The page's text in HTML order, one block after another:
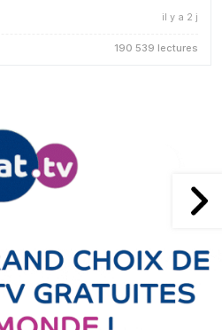
il y a 2 j
190 539 lectures